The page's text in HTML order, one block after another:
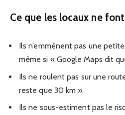
Ce que les locaux ne
Ils n’emmènent pas une
même si « Google Maps dit
Ils ne roulent pas sur une
reste que 30 km ».
Ils ne sous-estiment pas le